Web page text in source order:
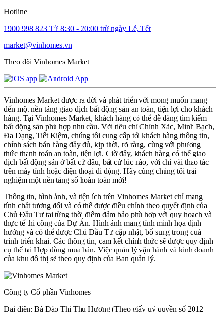
Hotline
1900 998 823 Từ 8:30 - 20:00 trừ ngày Lễ, Tết
market@vinhomes.vn
Theo dõi Vinhomes Market
Vinhomes Market được ra đời và phát triển với mong muốn mang
đến một nền tảng giao dịch bất động sản an toàn, tiện lợi cho khách
hàng. Tại Vinhomes Market, khách hàng có thể dễ dàng tìm kiếm
bất động sản phù hợp nhu cầu. Với tiêu chí Chính Xác, Minh Bạch,
Đa Dạng, Tiết Kiệm, chúng tôi cung cấp tới khách hàng thông tin,
chính sách bán hàng đầy đủ, kịp thời, rõ ràng, cùng với phương
thức thanh toán an toàn, tiện lợi. Giờ đây, khách hàng có thể giao
dịch bất động sản ở bất cứ đâu, bất cứ lúc nào, với chỉ vài thao tác
trên máy tính hoặc điện thoại di động. Hãy cùng chúng tôi trải
nghiệm một nền tảng số hoàn toàn mới!
Thông tin, hình ảnh, và tiện ích trên Vinhomes Market chỉ mang
tính chất tương đối và có thể được điều chỉnh theo quyết định của
Chủ Đầu Tư tại từng thời điểm đảm bảo phù hợp với quy hoạch và
thực tế thi công của Dự Án. Hình ảnh mang tính minh họa định
hướng và có thể được Chủ Đầu Tư cập nhật, bổ sung trong quá
trình triển khai. Các thông tin, cam kết chính thức sẽ được quy định
cụ thể tại Hợp đồng mua bán. Việc quản lý vận hành và kinh doanh
của khu đô thị sẽ theo quy định của Ban quản lý.
Công ty Cổ phần Vinhomes
Đại diện: Bà Đào Thị Thu Hương (Theo giấy uỷ quyền số 2012